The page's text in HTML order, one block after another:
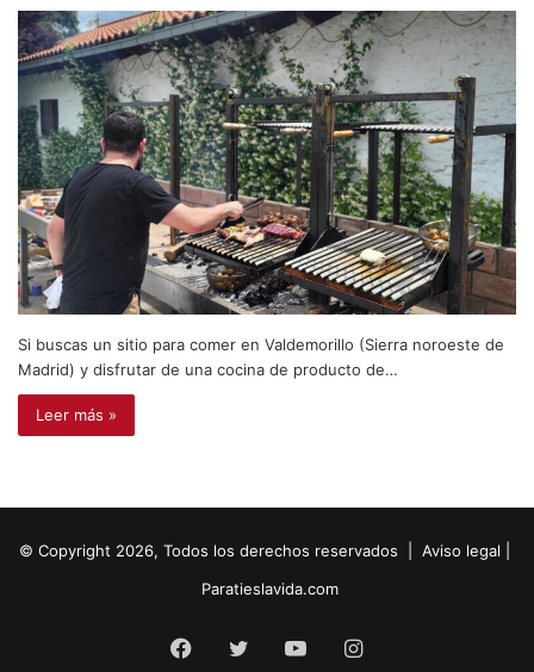
Si buscas un sitio para comer en Valdemorillo (Sierra noroeste de
Madrid) y disfrutar de una cocina de producto de…
Leer más »
© Copyright 2026, Todos los derechos reservados | Aviso legal
Paratieslavida.com
Facebook
Twitter YouTubeInstagram